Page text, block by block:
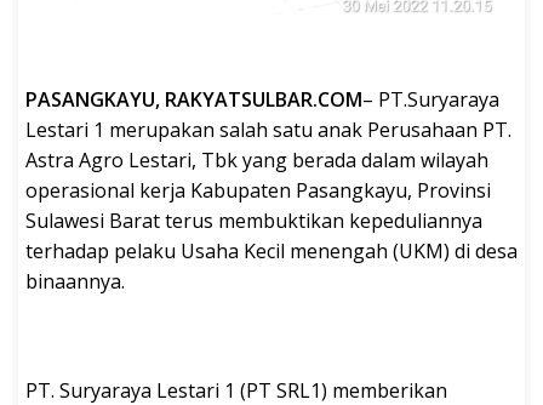
PASANGKAYU, RAKYATSULBAR.COM– PT.Suryaraya
Lestari 1 merupakan salah satu anak Perusahaan PT.
Astra Agro Lestari, Tbk yang berada dalam wilayah
operasional kerja Kabupaten Pasangkayu, Provinsi
Sulawesi Barat terus membuktikan kepeduliannya
terhadap pelaku Usaha Kecil menengah (UKM) di desa
binaannya.
PT. Suryaraya Lestari 1 (PT SRL1) memberikan